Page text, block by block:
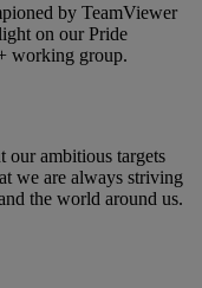
by TeamViewer
on our Pride
working group.
our ambitious targets
we are always striving
the world around us.